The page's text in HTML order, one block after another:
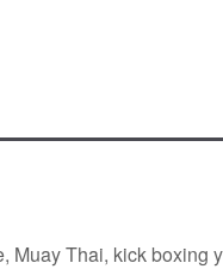
Muay Thai, kick boxing